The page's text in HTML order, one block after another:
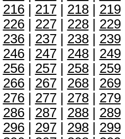
216| 217| 218| 219|
226| 227| 228| 229|
236| 237| 238| 239|
246| 247| 248| 249|
256| 257| 258| 259|
266| 267| 268| 269|
276| 277| 278| 279|
286| 287| 288| 289|
296| 297| 298| 299|